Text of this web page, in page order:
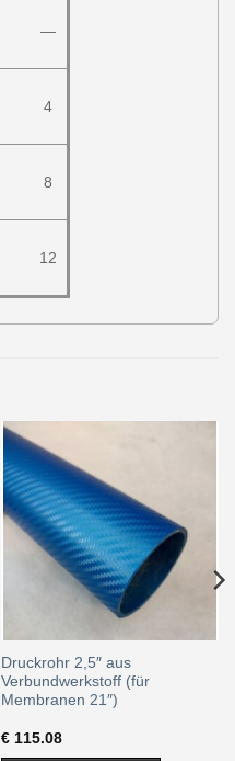
—
4
8
12
Druckrohr 2,5″ aus
Verbundwerkstoff (für
Membranen 21″)
€115.08